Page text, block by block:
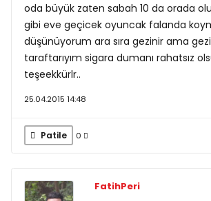
oda büyük zaten sabah 10 da orada
gibi eve geçicek oyuncak falanda
düşünüyorum ara sıra gezinir ama
taraftarıyım sigara dumanı rahatsız
teşeekkürlr..
25.04.2015 14:48
Patile 0
FatihPeri